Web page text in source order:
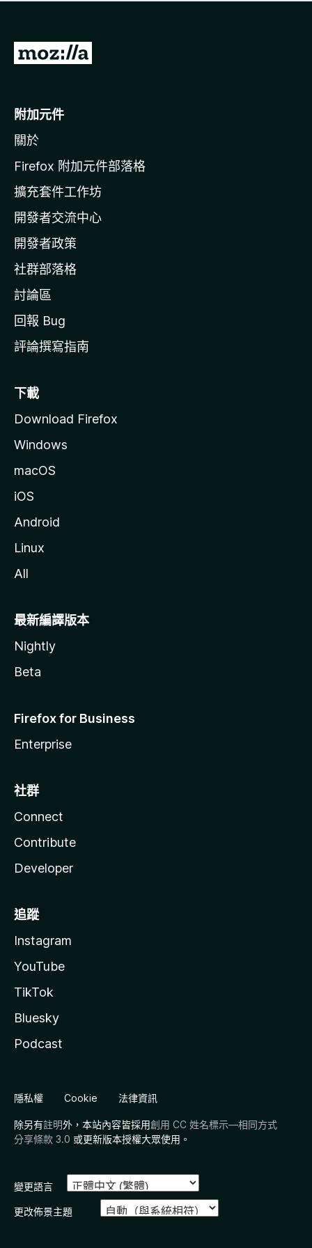
有
前
o
i
l
a
官
網
附加元件
關於
Firefox 附加元件部落格
擴充套件工作坊
開發者交流中心
開發者政策
社群部落格
討論區
回報 Bug
評論撰寫指南
下載
Download Firefox
Windows
macOS
iOS
Android
Linux
All
最新編譯版本
Nightly
Beta
Firefox for Business
Enterprise
社群
Connect
Contribute
Developer
追蹤
Instagram
YouTube
TikTok
Bluesky
Podcast
隱私權 Cookie 法律資訊
除另有註明外，本站內容皆採用創用 CC 姓名標示—相同方式
分享條款 3.0 或更新版本授權大眾使用。
變更語言
更改佈景主題